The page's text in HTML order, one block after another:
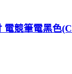
競筆電黑色